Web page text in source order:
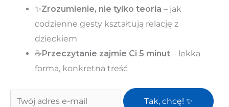
✨Zrozumienie, nie tylko teoria – jak
codzienne gesty kształtują relację z
dzieckiem
☕Przeczytanie zajmie Ci 5 minut – lekka
forma, konkretna treść
Tak, chcę! ✨